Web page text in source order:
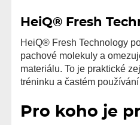
HeiQ® Fresh
HeiQ® Fresh Technology
pachové molekuly a
materiálu. To je praktické
tréninku a častém používání
Pro koho je